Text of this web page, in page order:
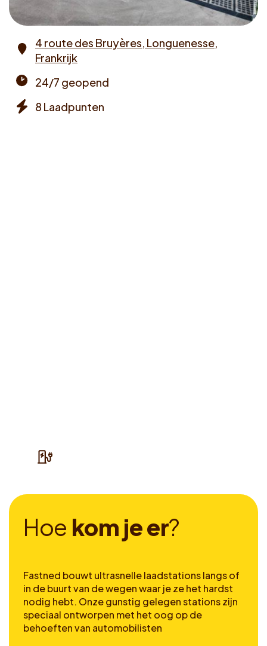
Voucher claimen
Dutch
Address
4 route des Bruyères, Longuenesse,
Frankrijk
times
24/7 geopend
8 Laadpunten
Hoe kom jeer?
Fastned bouwt ultrasnelle laadstations langs of
in de buurt van de wegen waar je ze het hardst
nodig hebt. Onze gunstig gelegen stations zijn
speciaal ontworpen met het oog op de
behoeften van automobilisten